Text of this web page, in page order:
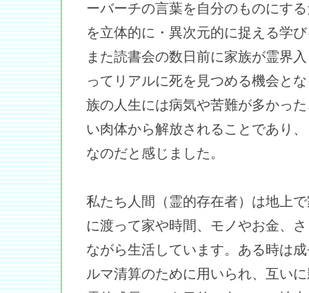
ーバーチの言葉を自分のものにす
を立体的に・異次元的に捉える学
また読書会の数日前に家族が霊界
ってリアルに死を見つめる機会と
族の人生には病気や苦難が多かっ
い肉体から解放されることであり
なのだと感じました。
私たち人間（霊的存在者）は地上
に渡って家や時間、モノやお金、
ながら生活しています。ある時は
ルマ清算のために用いられ、互い